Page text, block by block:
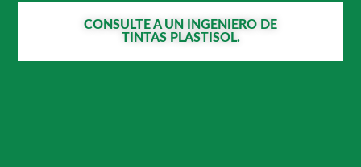
CONSULTE A UN INGENIERO DE
TINTAS PLASTISOL.